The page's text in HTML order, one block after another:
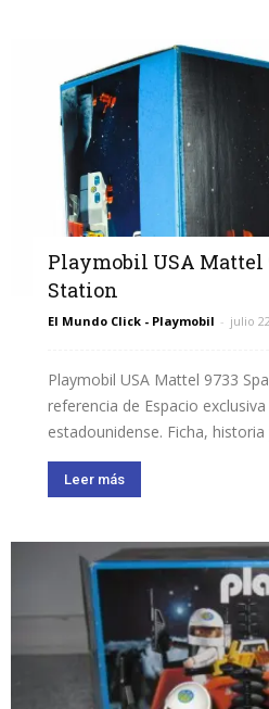
Playmobil USA Mattel
Station
El Mundo Click - Playmobil - julio
Playmobil USA Mattel 9733
referencia de Espacio
estadounidense. Ficha,
Leer más